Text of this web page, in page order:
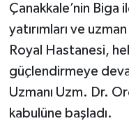
Çanakkale’nin Biga
yatırımları ve
Royal Hastanesi,
güçlendirmeye
Uzmanı Uzm. Dr.
kabulüne başladı.
Tarım ve
Ulusal